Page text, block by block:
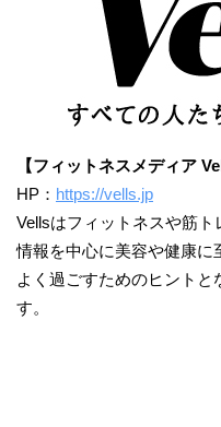
【フィットネスメディア
HP： https://vells.jp
Vellsはフィットネスや筋
情報を中心に美容や健康に
よく過ごすためのヒントと
す。